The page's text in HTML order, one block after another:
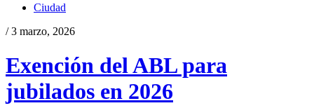
Ciudad
/ 3 marzo, 2026
Exención del ABL para
jubilados en 2026